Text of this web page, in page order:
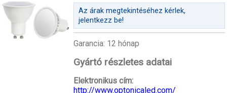
Az árak megtekintéséhez kérlek,
jelentkezz be!
Garancia: 12 hónap
Gyártó részletes adatai
Elektronikus cím:
http://www.optonicaled.com/